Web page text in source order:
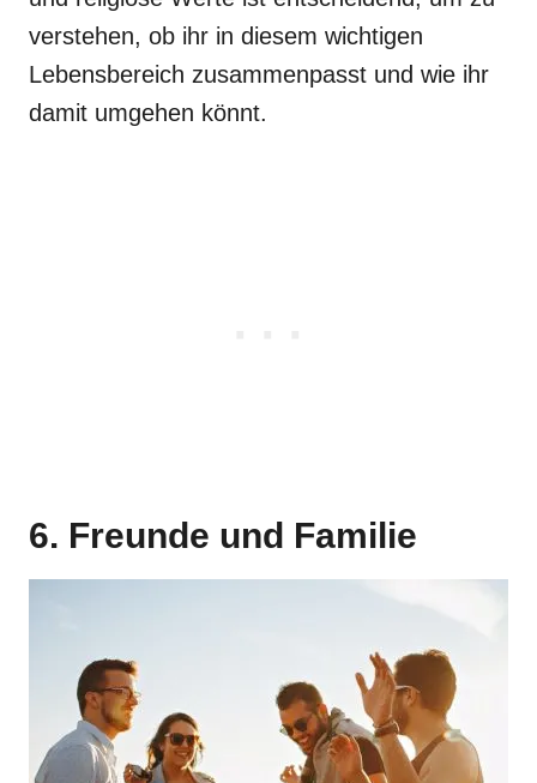
verstehen, ob ihr in diesem wichtigen
Lebensbereich zusammenpasst und wie ihr
damit umgehen könnt.
6. Freunde und Familie